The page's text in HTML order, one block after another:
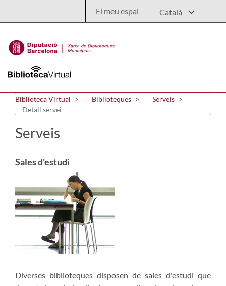
El meu espai
Biblioteca Virtual Biblioteques
Serveis
Detall servei
Serveis
Sales d'estudi
Diverses biblioteques disposen de sales d'estudi que